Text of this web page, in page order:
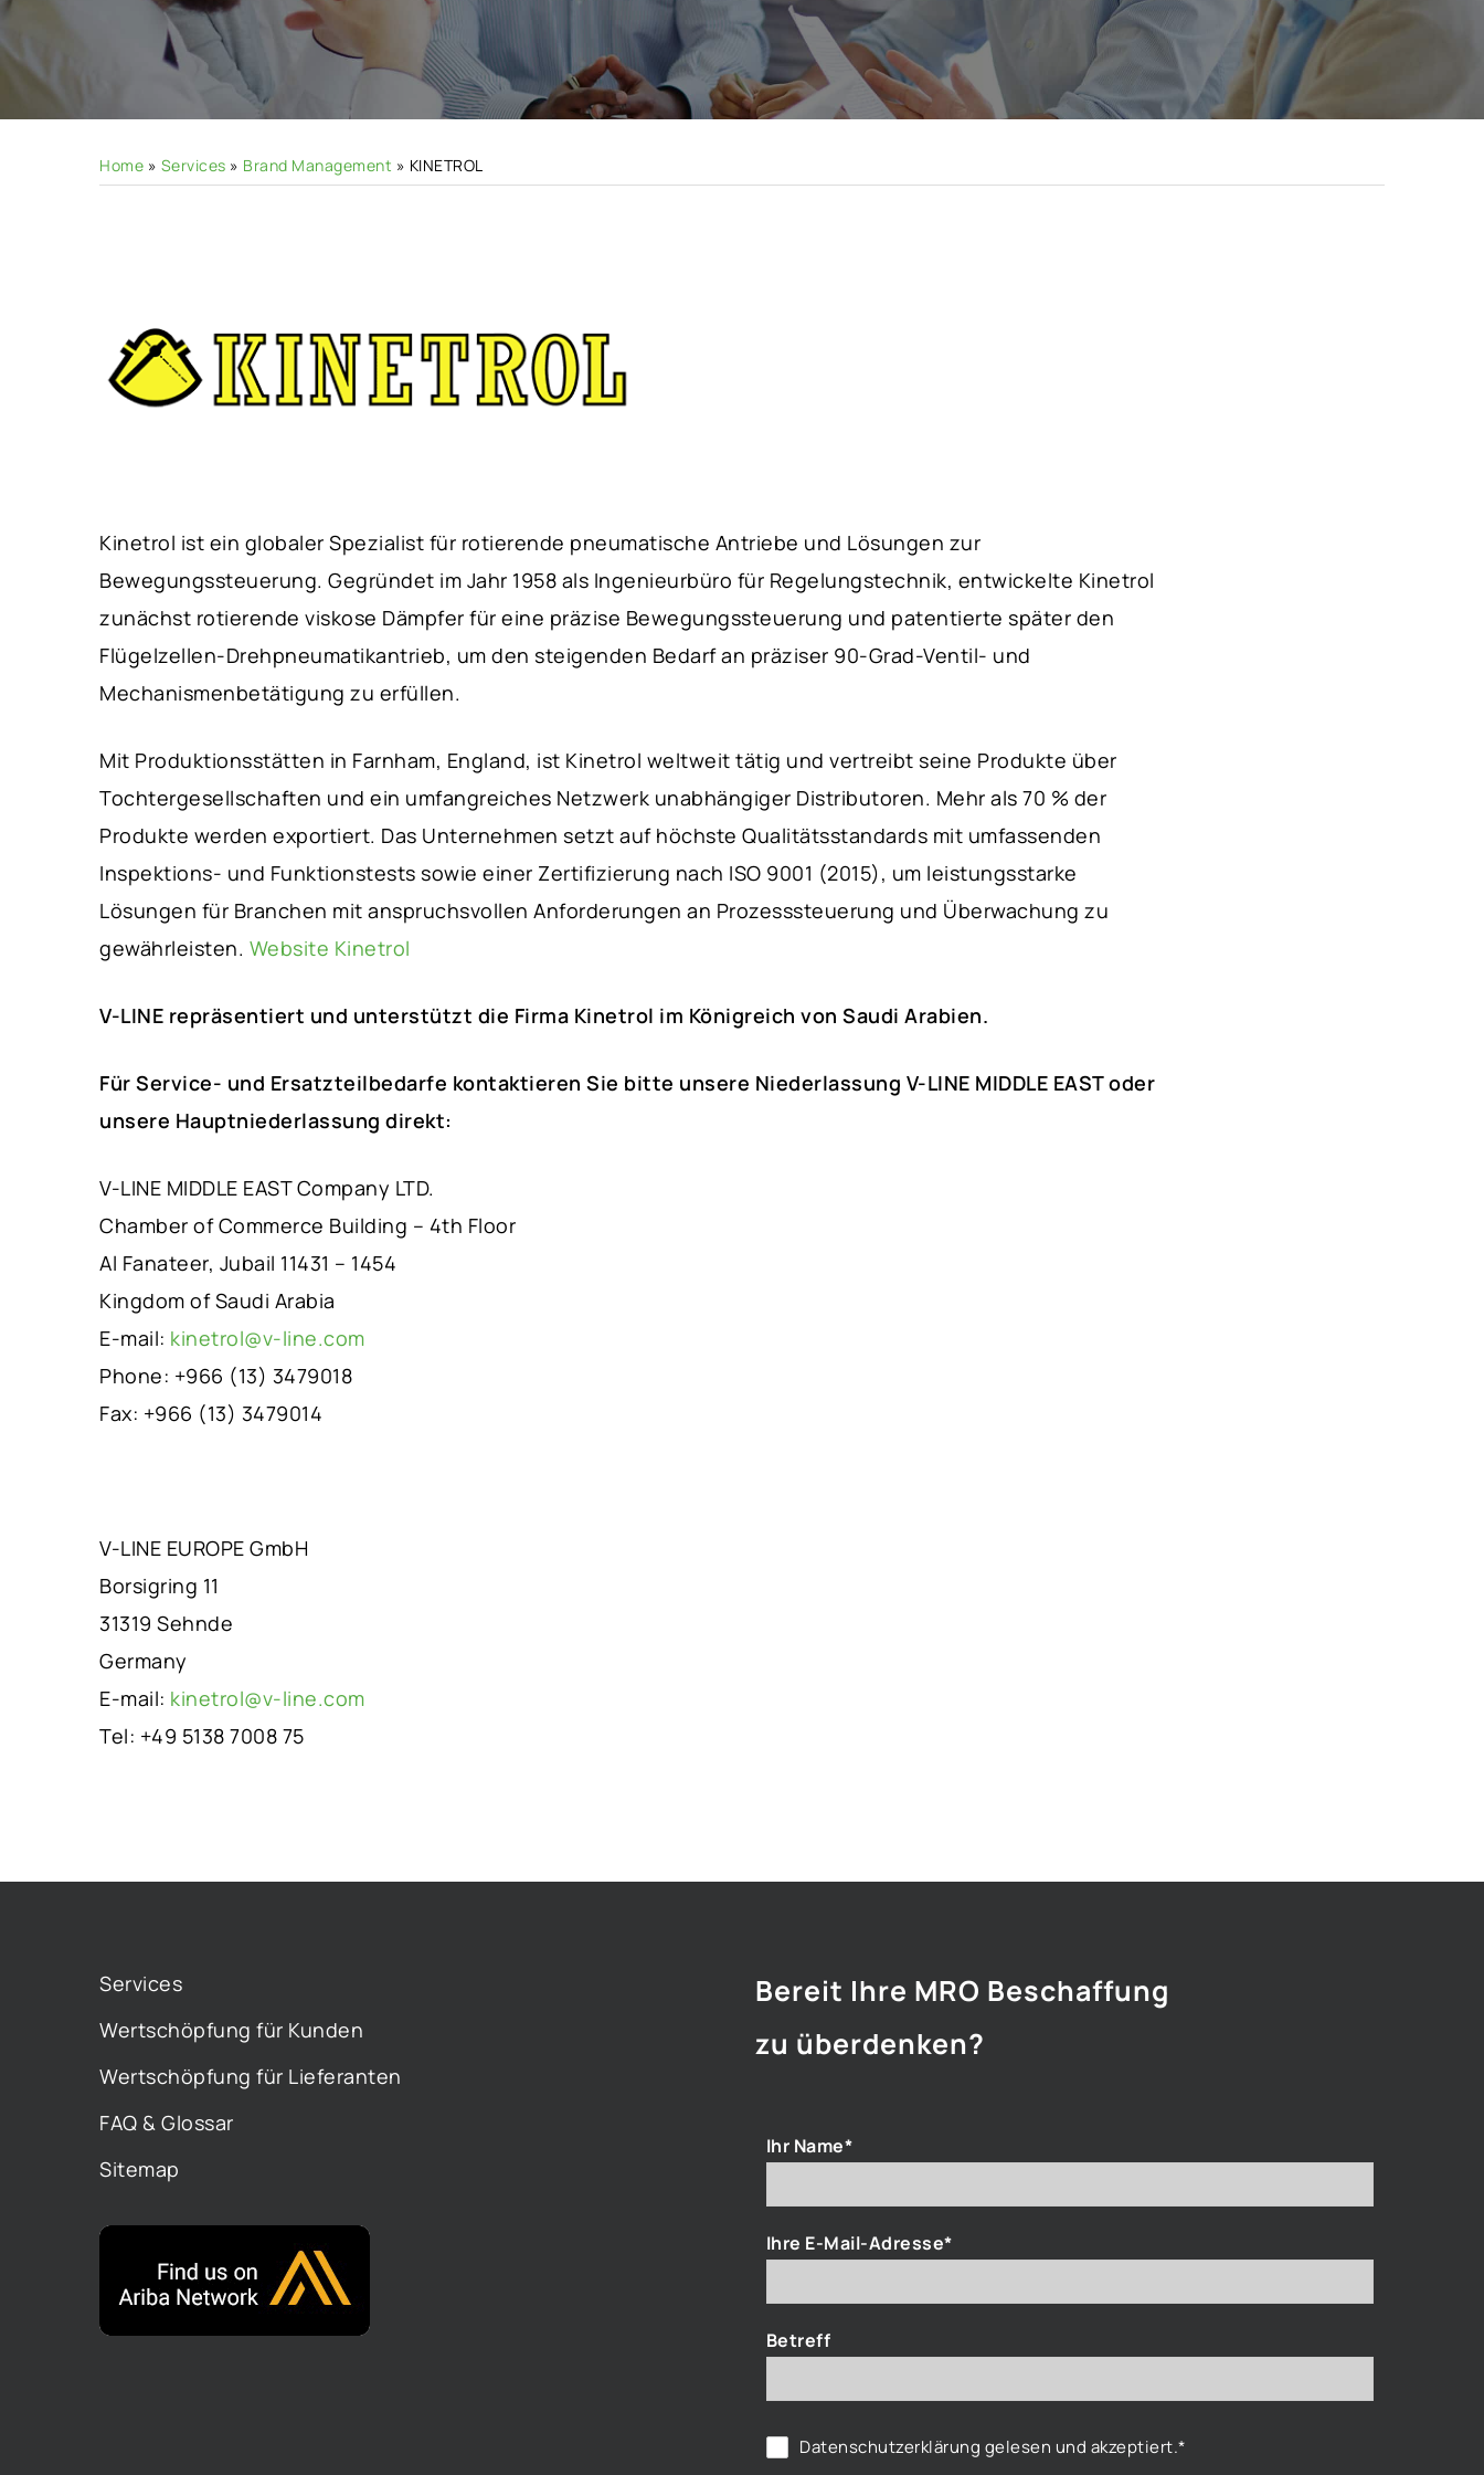
Home » Services » Brand Management » KINETROL
Kinetrol ist ein globaler Spezialist für rotierende pneumatische Antriebe und Lösungen zur
Bewegungssteuerung. Gegründet im Jahr 1958 als Ingenieurbüro für Regelungstechnik, entwickelte Kinetrol
zunächst rotierende viskose Dämpfer für eine präzise Bewegungssteuerung und patentierte später den
Flügelzellen-Drehpneumatikantrieb, um den steigenden Bedarf an präziser 90-Grad-Ventil- und
Mechanismenbetätigung zu erfüllen.
Mit Produktionsstätten in Farnham, England, ist Kinetrol weltweit tätig und vertreibt seine Produkte über
Tochtergesellschaften und ein umfangreiches Netzwerk unabhängiger Distributoren. Mehr als 70 % der
Produkte werden exportiert. Das Unternehmen setzt auf höchste Qualitätsstandards mit umfassenden
Inspektions- und Funktionstests sowie einer Zertifizierung nach ISO 9001 (2015), um leistungsstarke
Lösungen für Branchen mit anspruchsvollen Anforderungen an Prozesssteuerung und Überwachung zu
gewährleisten. Website Kinetrol
V-LINE repräsentiert und unterstützt die Firma Kinetrol im Königreich von Saudi Arabien.
Für Service- und Ersatzteilbedarfe kontaktieren Sie bitte unsere Niederlassung V-LINE MIDDLE EAST oder
unsere Hauptniederlassung direkt:
V-LINE MIDDLE EAST Company LTD.
Chamber of Commerce Building – 4th Floor
Al Fanateer, Jubail 11431 – 1454
Kingdom of Saudi Arabia
E-mail: kinetrol@v-line.com
Phone: +966 (13) 3479018
Fax: +966 (13) 3479014
V-LINE EUROPE GmbH
Borsigring 11
31319 Sehnde
Germany
E-mail: kinetrol@v-line.com
Tel: +49 5138 7008 75
Services
Wertschöpfung für Kunden
Wertschöpfung für Lieferanten
FAQ & Glossar
Sitemap
Bereit Ihre MRO Beschaffung
zu überdenken?
Ihr Name*
Ihre E-Mail-Adresse*
Betreff
Datenschutzerklärung gelesen und akzeptiert.*